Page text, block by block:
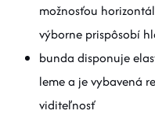
možnosťou
výborne prispôsobí
bunda disponuje
leme a je vybavená
viditeľnosť